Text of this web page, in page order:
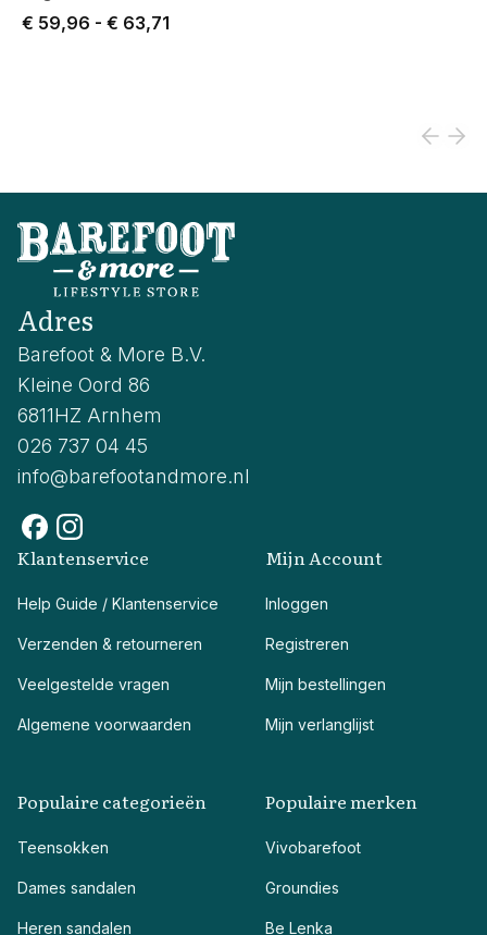
Price from € 59,96 to € 63,71.
€ 59,96 - € 63,71
Adres
Barefoot & More B.V.
Kleine Oord 86
6811HZ Arnhem
026 737 04 45
info@barefootandmore.nl
Klantenservice
Help Guide / Klantenservice
Verzenden & retourneren
Veelgestelde vragen
Algemene voorwaarden
Mijn Account
Inloggen
Registreren
Mijn bestellingen
Mijn verlanglijst
Populaire categorieën
Teensokken
Dames sandalen
Heren sandalen
Populaire merken
Vivobarefoot
Groundies
Be Lenka